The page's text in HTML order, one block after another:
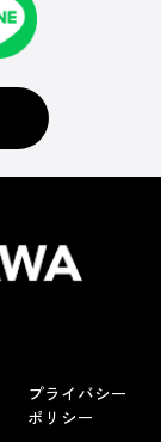
プライバシー
ポリシー